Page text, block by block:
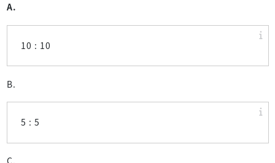
A.
10 : 10
B.
5 : 5
C.